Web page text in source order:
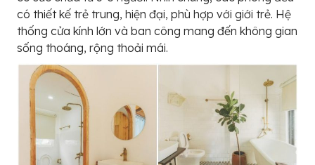
có thiết kế trẻ trung, hiện đại, phù hợp với giới trẻ. Hệ
thống cửa kính lớn và ban công mang đến không gian
sống thoáng, rộng thoải mái.